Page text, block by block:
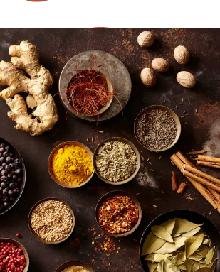
SV Group